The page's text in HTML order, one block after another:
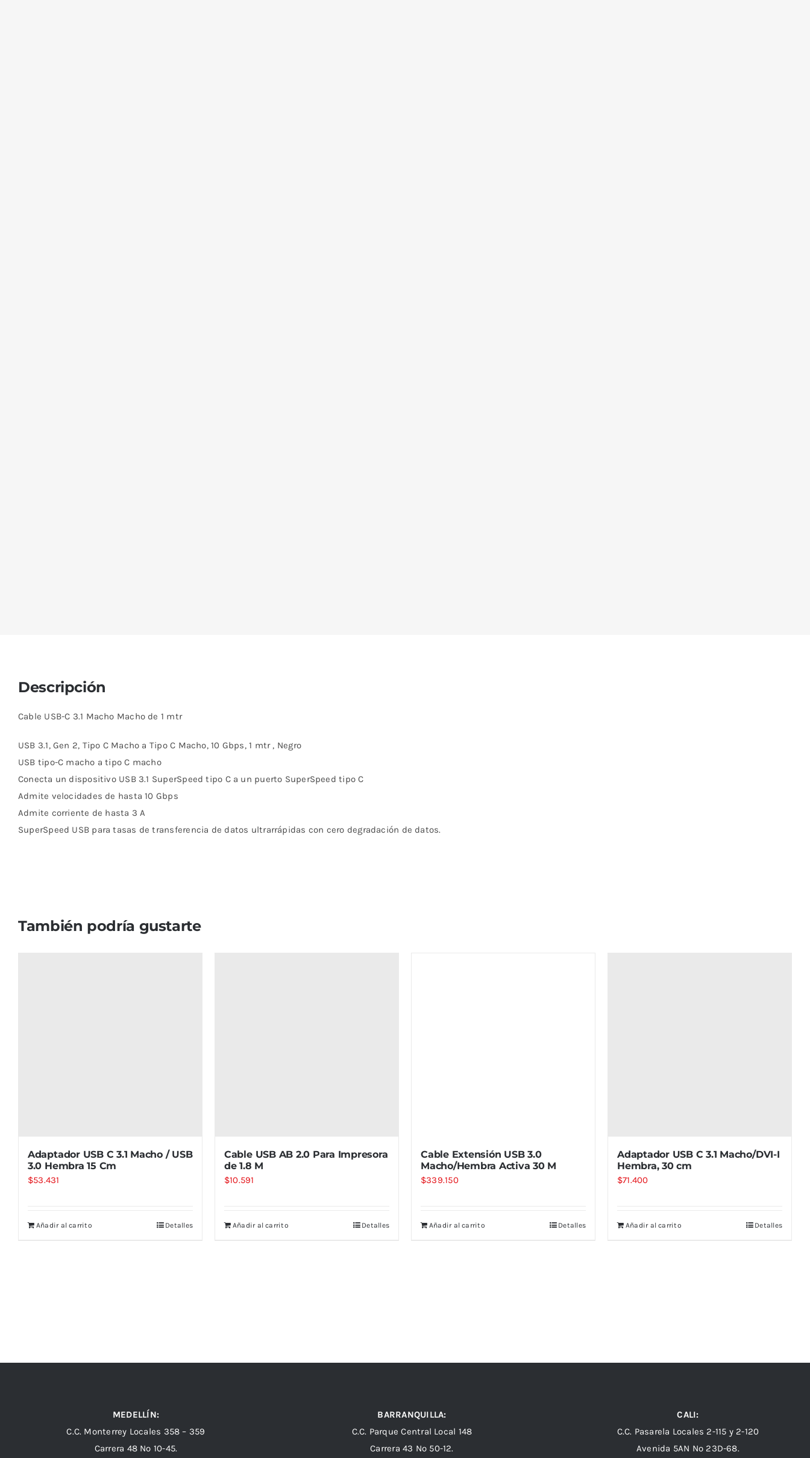
Descripción
Cable USB-C 3.1 Macho Macho de 1 mtr
USB 3.1, Gen 2, Tipo C Macho a Tipo C Macho, 10 Gbps, 1 mtr , Negro
USB tipo-C macho a tipo C macho
Conecta un dispositivo USB 3.1 SuperSpeed ​​tipo C a un puerto SuperSpeed ​​tipo C
Admite velocidades de hasta 10 Gbps
Admite corriente de hasta 3 A
SuperSpeed ​​USB para tasas de transferencia de datos ultrarrápidas con cero degradación de datos.
También podría gustarte
Adaptador USB C 3.1 Macho / USB
3.0 Hembra 15 Cm
$53.431
Añadir al carrito Detalles
Cable USB AB 2.0 Para Impresora
de 1.8 M
$10.591
Añadir al carrito Detalles
Cable Extensión USB 3.0
Macho/Hembra Activa 30 M
$339.150
Añadir al carrito Detalles
Adaptador USB C 3.1 Macho/DVI-I
Hembra, 30 cm
$71.400
Añadir al carrito Detalles
MEDELLÍN:
C.C. Monterrey Locales 358 – 359
Carrera 48 Nº 10-45.
BARRANQUILLA:
C.C. Parque Central Local 148
Carrera 43 Nº 50-12.
CALI:
C.C. Pasarela Locales 2-115 y 2-120
Avenida 5AN Nº 23D-68.